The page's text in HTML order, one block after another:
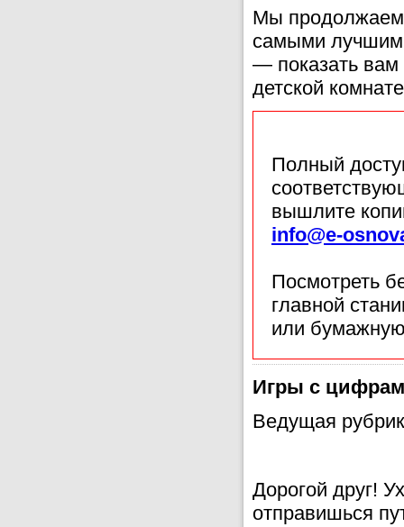
Мы продолжаем
самыми
— показать вам
детской
Полный
вышлите
info@e-
Посмотреть
главной
или
Игры с
Ведущая
Дорогой друг!
отправишься